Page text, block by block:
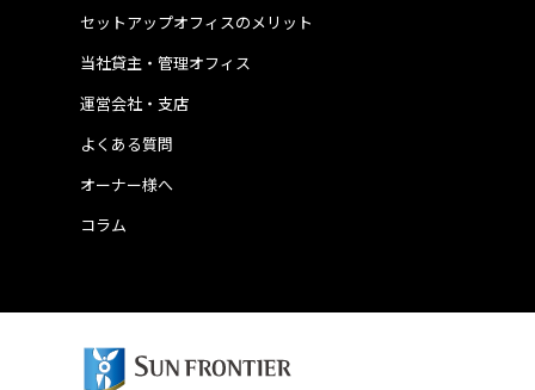
運営会社・支店
よくある質問
当社貸主・管理オフィス
オーナー様へ
コラム
セットアップオフィスのメリット